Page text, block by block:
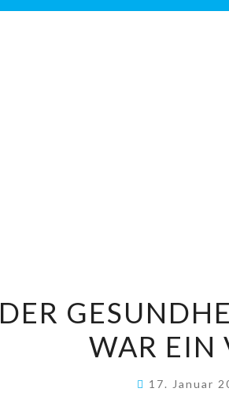
DER
WAR EIN
17. Januar